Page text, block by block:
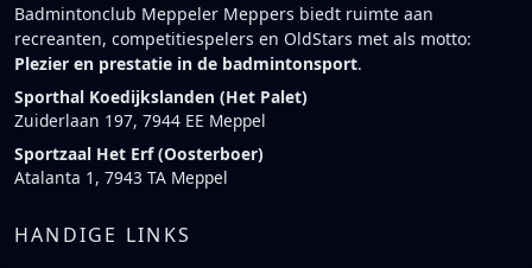
Badmintonclub Meppeler Meppers biedt ruimte aan
recreanten, competitiespelers en OldStars met als motto:
Plezier en prestatie in de badmintonsport.
Sporthal Koedijkslanden (Het Palet)
Zuiderlaan 197, 7944 EE Meppel
Sportzaal Het Erf (Oosterboer)
Atalanta 1, 7943 TA Meppel
HANDIGE LINKS